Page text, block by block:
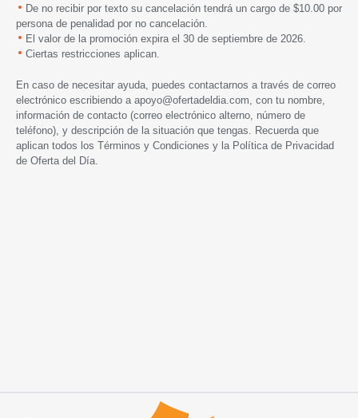
De no recibir por texto su cancelación tendrá un cargo de $10.00 por
persona de penalidad por no cancelación.
El valor de la promoción expira el 30 de septiembre de 2026.
Ciertas restricciones aplican.
En caso de necesitar ayuda, puedes contactarnos a través de correo
electrónico escribiendo a apoyo@ofertadeldia.com , con tu nombre,
información de contacto (correo electrónico alterno, número de
teléfono), y descripción de la situación que tengas. Recuerda que
aplican todos los Términos y Condiciones y la Política de Privacidad
de Oferta del Día.